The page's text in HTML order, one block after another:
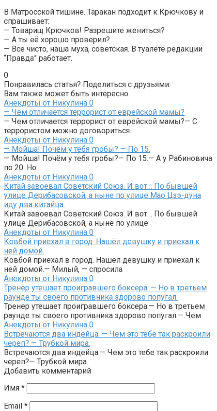
В Матросской тишине. Таракан подходит к Крючкову и
спрашивает:
— Товарищ Крючков! Разрешите жениться?
— А ты её хорошо проверил?
— Все чисто, наша муха, советская. В туалете редакции
“Правда” работает.
0
Понравилась статья? Поделиться с друзьями:
Вам также может быть интересно
Анекдоты от Никулина 0
— Чем отличается террорист от еврейской мамы?
— Чем отличается террорист от еврейской мамы?— С
террористом можно договориться.
Анекдоты от Никулина 0
— Мойша! Почём у тебя гробы? — По 15.
— Мойша! Почём у тебя гробы?— По 15.— А у Рабиновича
по 20. Но
Анекдоты от Никулина 0
Китай завоевал Советский Союз. И вот… По бывшей
улице Дерибасовской, а ныне по улице Мао Цзэ-дуна
иду два китайца.
Китай завоевал Советский Союз. И вот… По бывшей
улице Дерибасовской, а ныне по улице
Анекдоты от Никулина 0
Ковбой приехал в город. Нашёл девушку и приехал к
ней домой.
Ковбой приехал в город. Нашёл девушку и приехал к
ней домой.— Милый, — спросила
Анекдоты от Никулина 0
Тренер утешает проигравшего боксера: — Но в третьем
раунде ты своего противника здорово попугал.
Тренер утешает проигравшего боксера:— Но в третьем
раунде ты своего противника здорово попугал.— Чем
Анекдоты от Никулина 0
Встречаются два индейца. — Чем это тебе так раскроили
череп? — Трубкой мира.
Встречаются два индейца.— Чем это тебе так раскроили
череп?— Трубкой мира.
Добавить комментарий
Имя *
Email *